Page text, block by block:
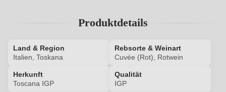
Produktdetails
Land & Region
Italien, Toskana
Rebsorte & Weinart
Cuvée (Rot), Rotwein
Herkunft
Toscana IGP
Qualität
IGP